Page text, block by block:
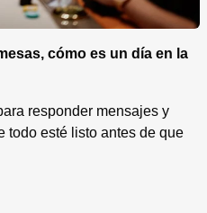
cómo es un día en la
responder mensajes y
todo esté listo antes de que